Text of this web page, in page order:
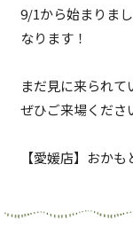
9/1から始まりま
なります！
まだ見に来られて
ぜひご来場くださ
【愛媛店】おかも